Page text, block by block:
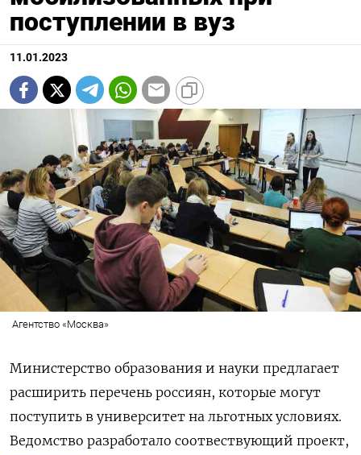
поступлении в вуз
11.01.2023
Агентство «Москва»
Министерство образования и науки предлагает
расширить перечень россиян, которые могут
поступить в университет на льготных условиях.
Ведомство разработало соотвествующий проект,